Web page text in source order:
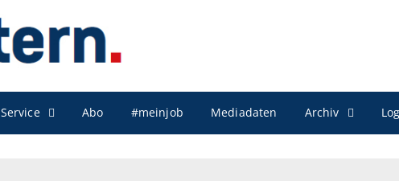
Service Abo #meinjob Mediadaten Archiv